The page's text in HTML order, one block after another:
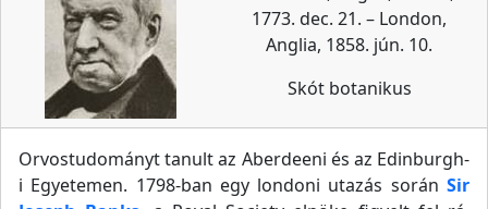
1773. dec. 21. – London,
Anglia, 1858. jún. 10.
Skót botanikus
Orvostudományt tanult az Aberdeeni és az Edinburgh-
i Egyetemen. 1798-ban egy londoni utazás során Sir